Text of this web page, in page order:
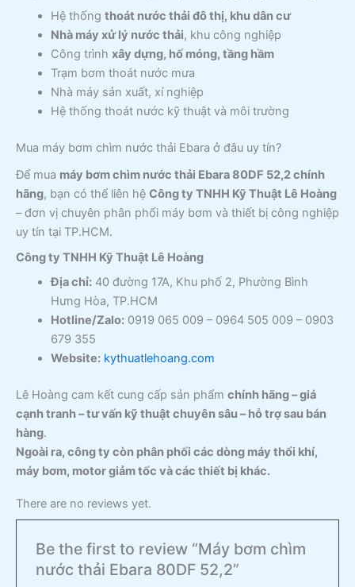
Hệ thống thoát nước thải đô thị, khu dân cư
Nhà máy xử lý nước thải, khu công nghiệp
Công trình xây dựng, hố móng, tầng hầm
Trạm bơm thoát nước mưa
Nhà máy sản xuất, xí nghiệp
Hệ thống thoát nước kỹ thuật và môi trường
Mua máy bơm chìm nước thải Ebara ở đâu uy tín?
Để mua máy bơm chìm nước thải Ebara 80DF 52,2 chính
hãng, bạn có thể liên hệ Công ty TNHH Kỹ Thuật Lê Hoàng
– đơn vị chuyên phân phối máy bơm và thiết bị công nghiệp
uy tín tại TP.HCM.
Công ty TNHH Kỹ Thuật Lê Hoàng
Địa chỉ:40 đường 17A, Khu phố 2, Phường Bình
Hưng Hòa, TP.HCM
Hotline/Zalo:0919 065 009 – 0964 505 009 – 0903
679 355
Website: kythuatlehoang.com
Lê Hoàng cam kết cung cấp sản phẩm chính hãng – giá
cạnh tranh – tư vấn kỹ thuật chuyên sâu – hỗ trợ sau bán
hàng.
Ngoài ra, công ty còn phân phối các dòng máy thổi khí,
máy bơm, motor giảm tốc và các thiết bị khác.
There are no reviews yet.
Be the first to review “Máy bơm chìm
nước thải Ebara 80DF 52,2”